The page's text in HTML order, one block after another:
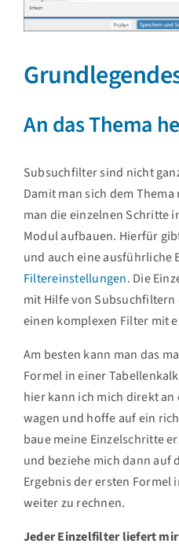
An das Thema
Subsuchfilter sind nicht
Damit man sich dem
man die einzelnen Schritte
Modul aufbauen. Hierfür
und auch eine ausführliche
Filtereinstellungen. Die
mit Hilfe von
einen komplexen Filter mit
Am besten kann man das
Formel in einer
hier kann ich mich direkt
wagen und hoffe auf ein
baue meine Einzelschritte
und beziehe mich dann auf
Ergebnis der ersten Formel
weiter zu rechnen.
Jeder Einzelfilter liefert